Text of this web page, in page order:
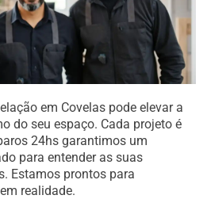
em Covelas pode elevar a
do seu espaço. Cada projeto é
24hs garantimos um
para entender as suas
Estamos prontos para
realidade.